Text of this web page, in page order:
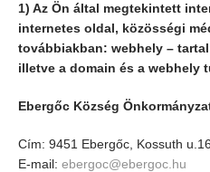
1) Az Ön által megtekintett
internetes oldal, közösségi
továbbiakban: webhely –
illetve a domain és a webhely
Ebergőc Község
Cím: 9451 Ebergőc, Kossuth u.16.
E-mail: ebergoc@ebergoc.hu